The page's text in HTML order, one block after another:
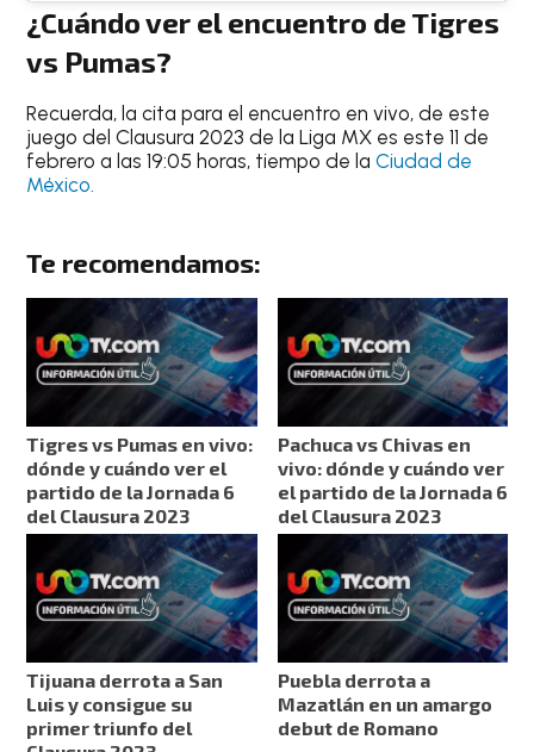
¿Cuándo ver el encuentro de Tigres
vs Pumas?
Recuerda, la cita para el encuentro en vivo, de este
juego del Clausura 2023 de la Liga MX es este 11 de
febrero a las 19:05 horas, tiempo de laCiudad de
México.
Te recomendamos:
Tigres vs Pumas en vivo:
dónde y cuándo ver el
partido de la Jornada 6
del Clausura 2023
Pachuca vs Chivas en
vivo: dónde y cuándo ver
el partido de la Jornada 6
del Clausura 2023
Tijuana derrota a San
Luis y consigue su
primer triunfo del
Puebla derrota a
Mazatlán en un amargo
debut de Romano